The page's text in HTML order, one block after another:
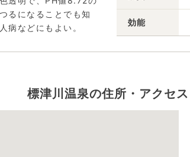
るになることでも知
病などにもよい。
効能
標津川温泉の住所・アクセス